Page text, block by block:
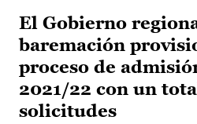
El Gobierno
baremación
proceso de
2021/22 con un
solicitudes